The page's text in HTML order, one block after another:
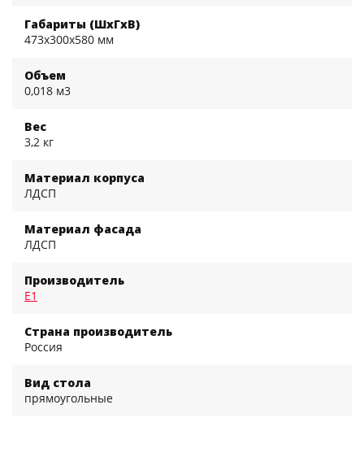
Габариты (ШхГхВ)
473x300x580 мм
Объем
0,018 м3
Вес
3,2 кг
Материал корпуса
ЛДСП
Материал фасада
ЛДСП
Производитель
Е1
Страна производитель
Россия
Вид стола
прямоугольные